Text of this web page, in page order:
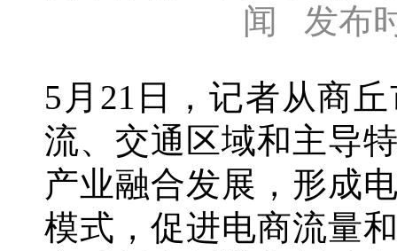
闻 发布
5月21日，记者从商
流、交通区域和主导
产业融合发展，形成
模式，促进电商流量